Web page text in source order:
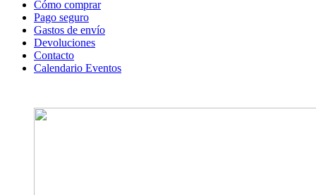
Cómo comprar
Pago seguro
Gastos de envío
Devoluciones
Contacto
Calendario Eventos